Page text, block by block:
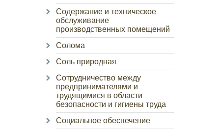
Содержание и техническое
обслуживание
производственных помещений
Солома
Соль природная
Сотрудничество между
предпринимателями и
трудящимися в области
безопасности и гигиены труда
Социальное обеспечение